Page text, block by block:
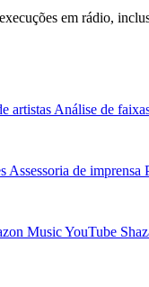
em rádio,
artistas Análise de
Assessoria de imprensa
MusicYouTube